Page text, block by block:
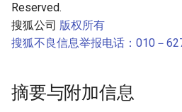
Reserved.
搜狐公司 版权所有
搜狐不良信息举报电话：010－
摘要与附加信息